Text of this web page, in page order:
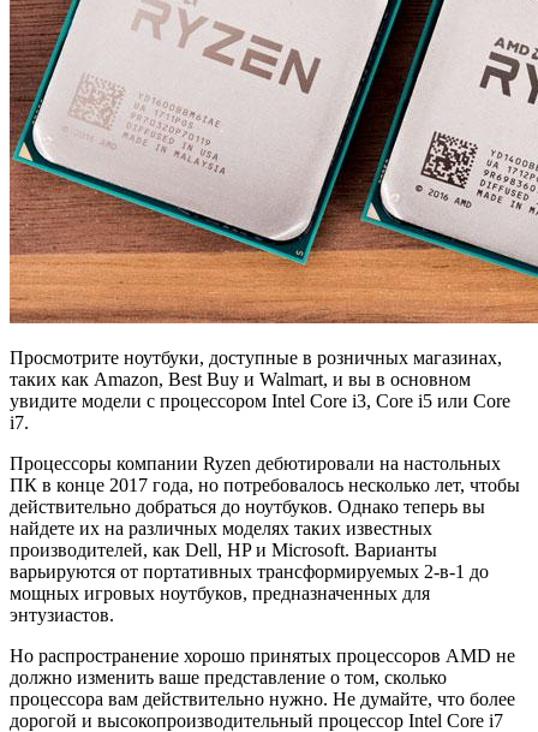
Просмотрите ноутбуки, доступные в розничных магазинах,
таких как Amazon, Best Buy и Walmart, и вы в основном
увидите модели с процессором Intel Core i3, Core i5 или Core
i7.
Процессоры компании Ryzen дебютировали на настольных
ПК в конце 2017 года, но потребовалось несколько лет, чтобы
действительно добраться до ноутбуков. Однако теперь вы
найдете их на различных моделях таких известных
производителей, как Dell, HP и Microsoft. Варианты
варьируются от портативных трансформируемых 2-в-1 до
мощных игровых ноутбуков, предназначенных для
энтузиастов.
Но распространение хорошо принятых процессоров AMD не
должно изменить ваше представление о том, сколько
процессора вам действительно нужно. Не думайте, что более
дорогой и высокопроизводительный процессор Intel Core i7